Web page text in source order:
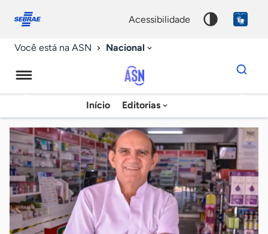
conosco
acessibilidade
Você está na ASN Nacional
Agência
Sebrae
de
Notícias
Início Editorias
Dados
para
chave